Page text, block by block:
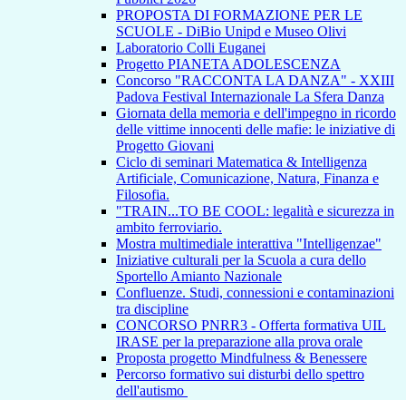
PROPOSTA DI FORMAZIONE PER LE
SCUOLE - DiBio Unipd e Museo Olivi
Laboratorio Colli Euganei
Progetto PIANETA ADOLESCENZA
Concorso "RACCONTA LA DANZA" - XXIII
Padova Festival Internazionale La Sfera Danza
Giornata della memoria e dell'impegno in ricordo
delle vittime innocenti delle mafie: le iniziative di
Progetto Giovani
Ciclo di seminari Matematica & Intelligenza
Artificiale, Comunicazione, Natura, Finanza e
Filosofia.
"TRAIN...TO BE COOL: legalità e sicurezza in
ambito ferroviario.
Mostra multimediale interattiva "Intelligenzae"
Iniziative culturali per la Scuola a cura dello
Sportello Amianto Nazionale
Confluenze. Studi, connessioni e contaminazioni
tra discipline
CONCORSO PNRR3 - Offerta formativa UIL
IRASE per la preparazione alla prova orale
Proposta progetto Mindfulness & Benessere
Percorso formativo sui disturbi dello spettro
dell'autismo